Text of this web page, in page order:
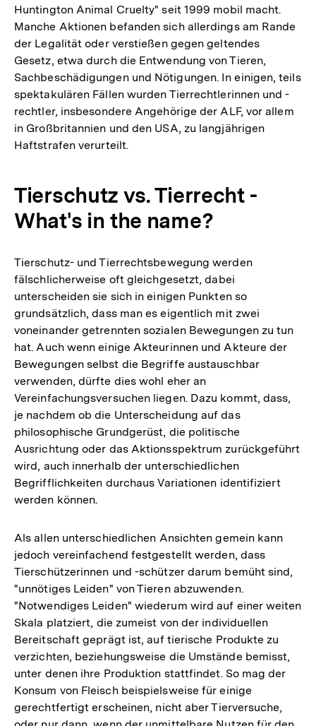
Huntington Animal Cruelty" seit 1999 mobil macht.
Manche Aktionen befanden sich allerdings am Rande
der Legalität oder verstießen gegen geltendes
Gesetz, etwa durch die Entwendung von Tieren,
Sachbeschädigungen und Nötigungen. In einigen, teils
spektakulären Fällen wurden Tierrechtlerinnen und -
rechtler, insbesondere Angehörige der ALF, vor allem
in Großbritannien und den USA, zu langjährigen
Haftstrafen verurteilt.
Tierschutz vs. Tierrecht -
What's in the name?
Tierschutz- und Tierrechtsbewegung werden
fälschlicherweise oft gleichgesetzt, dabei
unterscheiden sie sich in einigen Punkten so
grundsätzlich, dass man es eigentlich mit zwei
voneinander getrennten sozialen Bewegungen zu tun
hat. Auch wenn einige Akteurinnen und Akteure der
Bewegungen selbst die Begriffe austauschbar
verwenden, dürfte dies wohl eher an
Vereinfachungsversuchen liegen. Dazu kommt, dass,
je nachdem ob die Unterscheidung auf das
philosophische Grundgerüst, die politische
Ausrichtung oder das Aktionsspektrum zurückgeführt
wird, auch innerhalb der unterschiedlichen
Begrifflichkeiten durchaus Variationen identifiziert
werden können.
Als allen unterschiedlichen Ansichten gemein kann
jedoch vereinfachend festgestellt werden, dass
Tierschützerinnen und -schützer darum bemüht sind,
"unnötiges Leiden" von Tieren abzuwenden.
"Notwendiges Leiden" wiederum wird auf einer weiten
Skala platziert, die zumeist von der individuellen
Bereitschaft geprägt ist, auf tierische Produkte zu
verzichten, beziehungsweise die Umstände bemisst,
unter denen ihre Produktion stattfindet. So mag der
Konsum von Fleisch beispielsweise für einige
gerechtfertigt erscheinen, nicht aber Tierversuche,